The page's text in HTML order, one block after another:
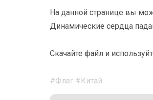
На данной странице вы
Динамические сердца
Скачайте файл и
#Флаг #Китай